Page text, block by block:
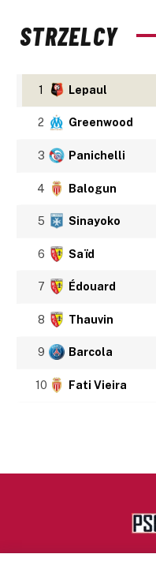
STRZELCY
1 Lepaul
2 Greenwood
3 Panichelli
4 Balogun
5 Sinayoko
6 Saïd
7 Édouard
8 Thauvin
9 Barcola
10 Fati Vieira